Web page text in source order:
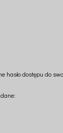
dostępu do